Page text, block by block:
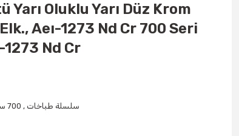
Oluklu Yarı Düz Krom
Aeı-1273 Nd Cr 700 Seri
Nd Cr
700 سلسلة طباخات , 700 سلسلة مشاوي